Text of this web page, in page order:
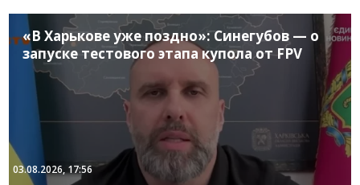
«В Харькове уже поздно»: Синегубов — о
запуске тестового этапа купола от FPV
03.08.2026, 17:56